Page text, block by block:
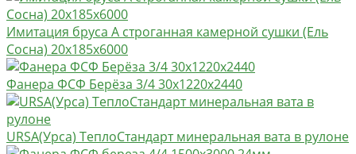
Имитация бруса А строганная камерной сушки (Ель
Сосна) 20х185х6000
Фанера ФСФ Берёза 3/4 30х1220х2440
URSA(Урса) ТеплоСтандарт минеральная вата в рулоне